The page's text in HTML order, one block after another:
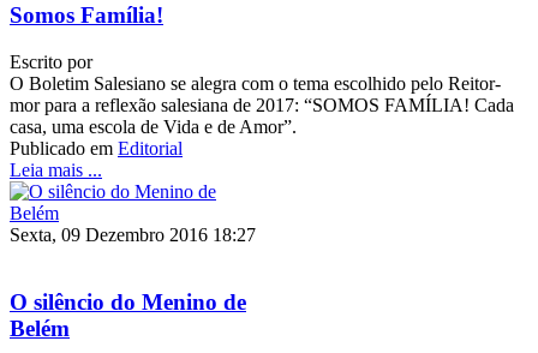
Somos Família!
Escrito por
O Boletim Salesiano se alegra com o tema escolhido pelo Reitor-
mor para a reflexão salesiana de 2017: “SOMOS FAMÍLIA! Cada
casa, uma escola de Vida e de Amor”.
Publicado em Editorial
Leia mais ...
Sexta, 09 Dezembro 2016 18:27
O silêncio do Menino de
Belém